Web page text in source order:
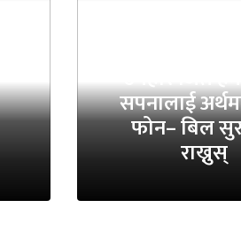
उपहार जित्ने
सपनालाई
फोन– बिल
राख्नुस्